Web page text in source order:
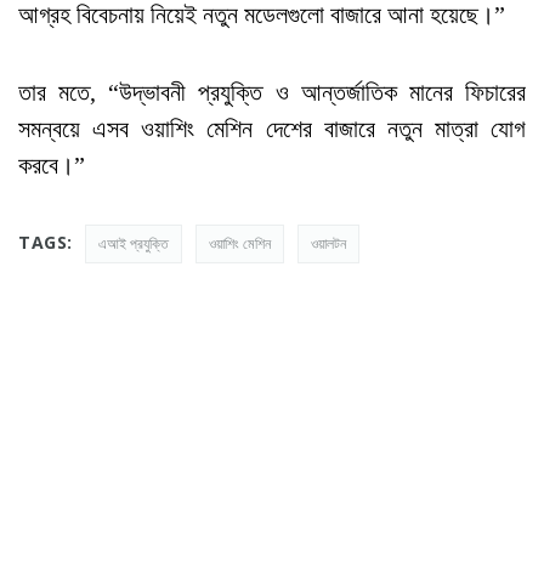
আগ্রহ বিবেচনায় নিয়েই নতুন মডেলগুলো বাজারে আনা হয়েছে।”
তার মতে, “উদ্ভাবনী প্রযুক্তি ও আন্তর্জাতিক মানের ফিচারের
সমন্বয়ে এসব ওয়াশিং মেশিন দেশের বাজারে নতুন মাত্রা যোগ
করবে।”
TAGS: এআই প্রযুক্তি ওয়াশিং মেশিন ওয়ালটন